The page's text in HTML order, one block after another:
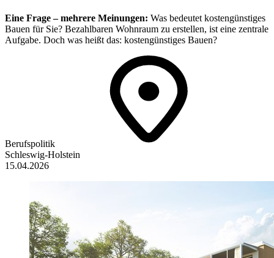
Eine Frage – mehrere Meinungen: Was bedeutet kostengünstiges
Bauen für Sie? Bezahlbaren Wohnraum zu erstellen, ist eine zentrale
Aufgabe. Doch was heißt das: kostengünstiges Bauen?
Berufspolitik
Schleswig-Holstein
15.04.2026